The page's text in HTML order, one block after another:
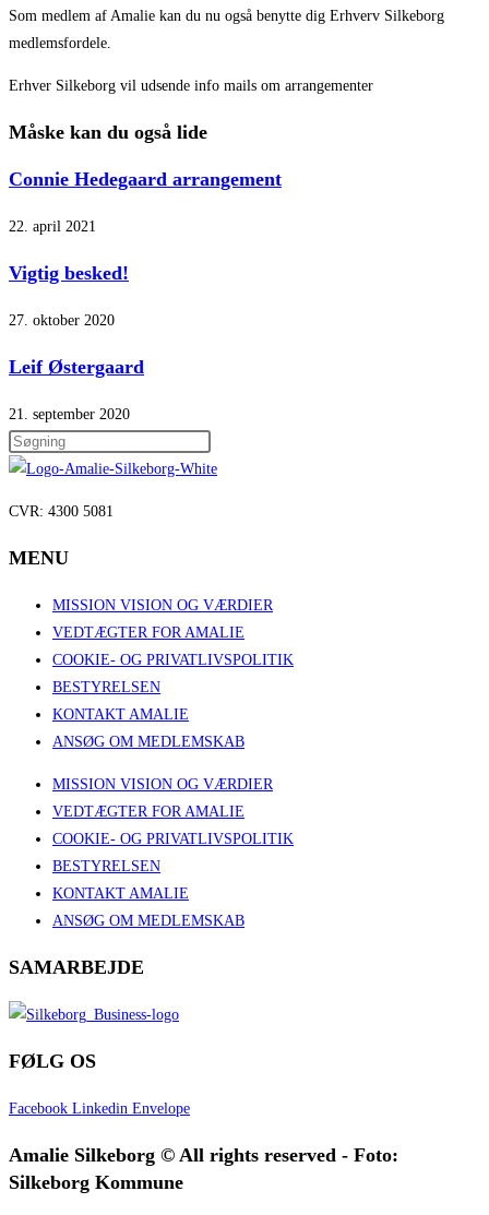
Som medlem af Amalie kan du nu også benytte dig Erhverv Silkeborg
medlemsfordele.
Erhver Silkeborg vil udsende info mails om arrangementer
Måske kan du også lide
Connie Hedegaard arrangement
22. april 2021
Vigtig besked!
27. oktober 2020
Leif Østergaard
21. september 2020
Escape
panel.
CVR: 4300 5081
MENU
MISSION VISION OG VÆRDIER
VEDTÆGTER FOR AMALIE
COOKIE- OG PRIVATLIVSPOLITIK
BESTYRELSEN
KONTAKT AMALIE
ANSØG OM MEDLEMSKAB
MISSION VISION OG VÆRDIER
VEDTÆGTER FOR AMALIE
COOKIE- OG PRIVATLIVSPOLITIK
BESTYRELSEN
KONTAKT AMALIE
ANSØG OM MEDLEMSKAB
SAMARBEJDE
FØLG OS
Facebook Linkedin Envelope
Amalie Silkeborg © All rights reserved - Foto:
Silkeborg Kommune